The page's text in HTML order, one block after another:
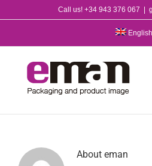
to
Call us! +34 943 376 067
English
About eman